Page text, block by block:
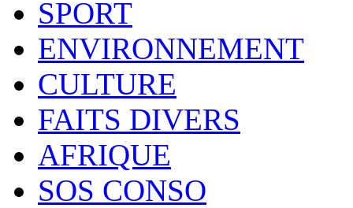
SPORT
ENVIRONNEMENT
CULTURE
FAITS DIVERS
AFRIQUE
SOS CONSO